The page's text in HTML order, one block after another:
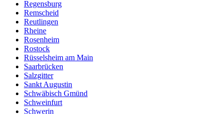
Regensburg
Remscheid
Reutlingen
Rheine
Rosenheim
Rostock
Rüsselsheim am Main
Saarbrücken
Salzgitter
Sankt Augustin
Schwäbisch Gmünd
Schweinfurt
Schwerin